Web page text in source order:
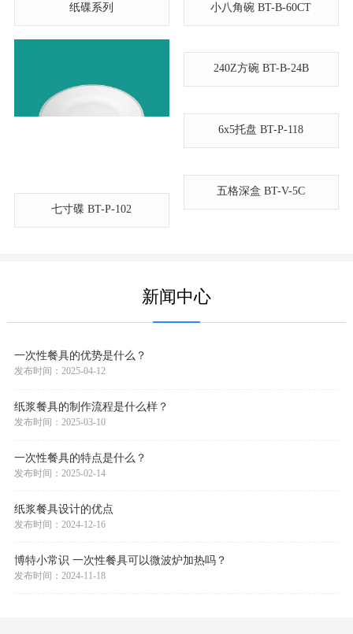
纸碟系列 小八角碗 BT-B-60CT
七寸碟 BT-P-102
240Z方碗 BT-B-24B
6x5托盘 BT-P-118
五格深盒 BT-V-5C
新闻中心
一次性餐具的优势是什么？
发布时间：2025-04-12
纸浆餐具的制作流程是什么样？
发布时间：2025-03-10
一次性餐具的特点是什么？
发布时间：2025-02-14
纸浆餐具设计的优点
发布时间：2024-12-16
博特小常识 一次性餐具可以微波炉加热吗？
发布时间：2024-11-18